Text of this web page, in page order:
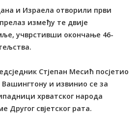
и Израела отворили први
између те двије
учврстивши окончање 46-
Стјепан Месић посјетио
Вашингтону и извинио се за
хрватског народа
Другог свјетског рата.